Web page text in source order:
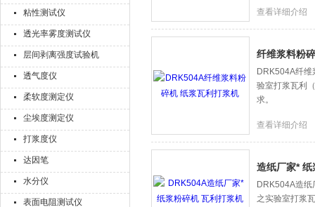
粘性测试仪
透光率雾度测试仪
层间剥离强度试验机
透气度仪
柔软度测定仪
尘埃度测定仪
打浆度仪
达因笔
水分仪
表面电阻测试仪
查看详细介绍
纤维浆料粉
DRK504A纤维
验室打浆瓦利
求。
查看详细介绍
造纸厂家*
DRK504A造纸
之实验室打浆